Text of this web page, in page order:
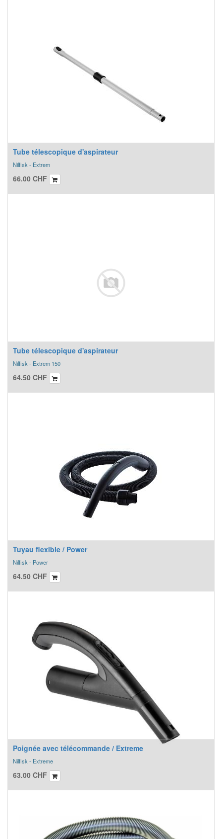
Tube télescopique d'aspirateur
Nilfisk - Extrem
66.00 CHF
Tube télescopique d'aspirateur
Nilfisk - Extrem 150
64.50 CHF
Tuyau flexible / Power
Nilfisk - Power
64.50 CHF
Poignée avec télécommande / Extreme
Nilfisk - Extreme
63.00 CHF